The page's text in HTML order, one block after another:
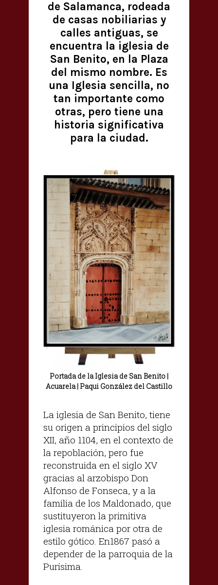
de Salamanca, rodeada
de casas nobiliarias y
calles antiguas, se
encuentra la iglesia de
San Benito, en la Plaza
del mismo nombre. Es
una Iglesia sencilla, no
tan importante como
otras, pero tiene una
historia significativa
para la ciudad.
Portada de la Iglesia de San Benito |
Acuarela | Paqui González del Castillo
La iglesia de San Benito, tiene
su origen a principios del siglo
XII, año 1104, en el contexto de
la repoblación, pero fue
reconstruida en el siglo XV
gracias al arzobispo Don
Alfonso de Fonseca, y a la
familia de los Maldonado, que
sustituyeron la primitiva
iglesia románica por otra de
estilo gótico. En1867 pasó a
depender de la parroquia de la
Purísima.